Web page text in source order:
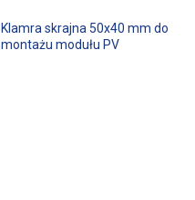
Klamra skrajna 50x40 mm do
montażu modułu PV